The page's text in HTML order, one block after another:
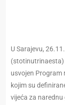
U Sarajevu,
(stotinutrinaesta)
usvojen Program
kojim su
vijeća za narednu